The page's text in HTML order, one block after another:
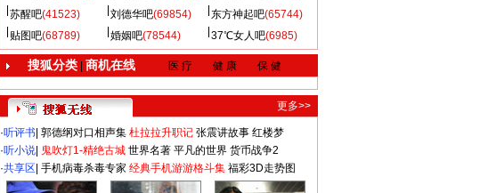
苏醒吧(41523) 刘德华吧(69854) 东方神起吧(65744)
贴图吧(68789) 婚姻吧(78544) 37℃女人吧(6985)
搜狐分类| 商机在线 医 疗 健 康 保 健
更多>>
·听评书 郭德纲对口相声集 杜拉拉升职记 张震讲故事 红楼梦
·听小说 鬼吹灯1-精绝古城 世界名著 平凡的世界 货币战争2
·共享区 手机病毒杀毒专家 经典手机游游格斗集 福彩3D走势图